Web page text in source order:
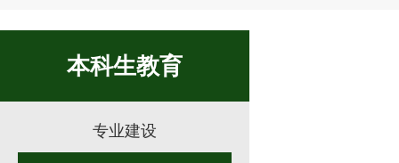
本科生教育
专业建设